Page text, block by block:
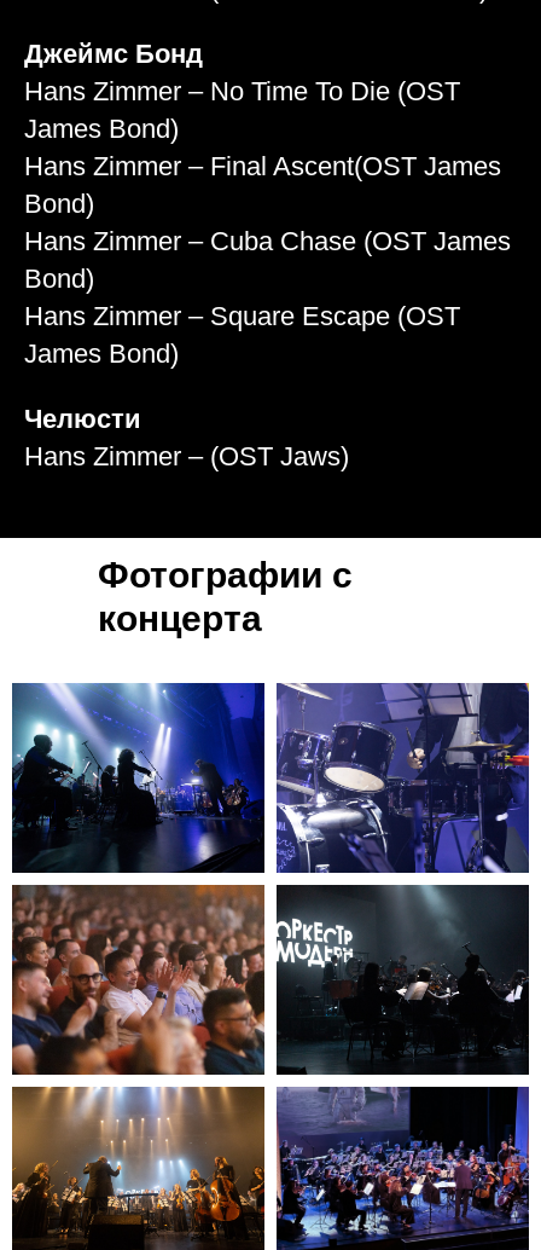
Джеймс Бонд
Hans Zimmer – No Time To Die (OST
James Bond)
Hans Zimmer – Final Ascent(OST James
Bond)
Hans Zimmer – Cuba Chase (OST James
Bond)
Hans Zimmer – Square Escape (OST
James Bond)
Челюсти
Hans Zimmer – (OST Jaws)
Фотографии с
концерта